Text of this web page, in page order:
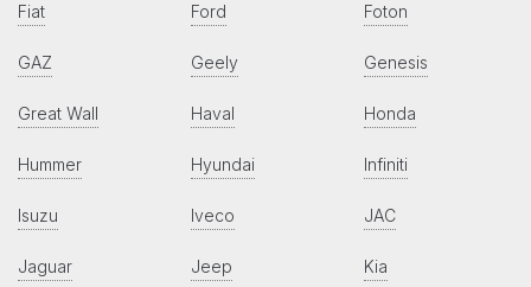
Fiat Ford Foton
GAZ Geely Genesis
Great Wall Haval Honda
Hummer Hyundai Infiniti
Isuzu Iveco JAC
Jaguar Jeep Kia